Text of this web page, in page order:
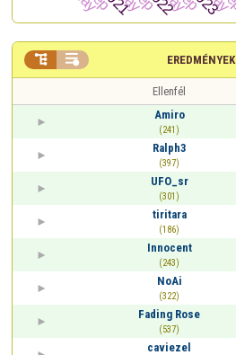
EREDMÉNYEK
 
Ellenfél
Amiro
(241)
Ralph3
(397)
UFO_sr
(301)
tiritara
(186)
Innocent
(243)
NoAi
(322)
Fading Rose
(537)
caviezel